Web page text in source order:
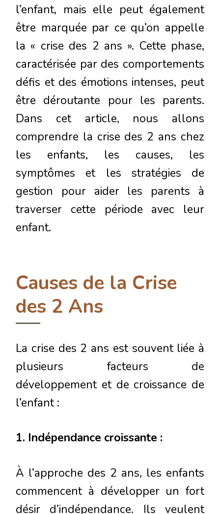
l’enfant, mais elle peut également
être marquée par ce qu’on appelle
la « crise des 2 ans ». Cette phase,
caractérisée par des comportements
défis et des émotions intenses, peut
être déroutante pour les parents.
Dans cet article, nous allons
comprendre la crise des 2 ans chez
les enfants, les causes, les
symptômes et les stratégies de
gestion pour aider les parents à
traverser cette période avec leur
enfant.
Causes de la Crise
des 2 Ans
La crise des 2 ans est souvent liée à
plusieurs facteurs de
développement et de croissance de
l’enfant :
1. Indépendance croissante :
À l’approche des 2 ans, les enfants
commencent à développer un fort
désir d’indépendance. Ils veulent